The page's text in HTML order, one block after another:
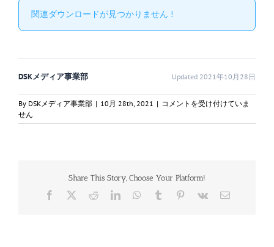
関連ダウンロードが見つかりません !
DSKメディア事業部 Updated 2021年10月28日
By DSKメディア事業部 | 10月 28th, 2021 | 一
特
問
題
は
コメントを受け付けていま
せん
Share This Story, Choose Your Platform!
Facebook RedditLinkedInWhatsApp
Tumblr Pinterest
Vk
電